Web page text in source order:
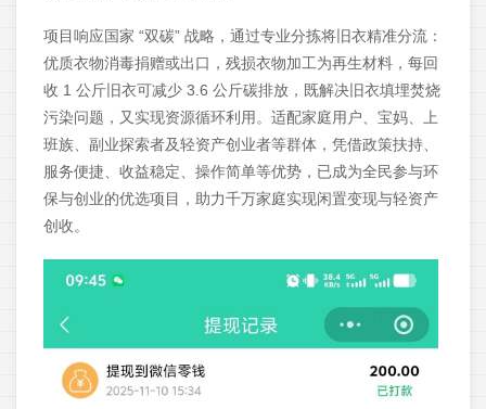
项目响应国家 “双碳” 战略，通过专业分拣将旧衣精准分流：
优质衣物消毒捐赠或出口，残损衣物加工为再生材料，每回
收 1 公斤旧衣可减少 3.6 公斤碳排放，既解决旧衣填埋焚烧
污染问题，又实现资源循环利用。适配家庭用户、宝妈、上
班族、副业探索者及轻资产创业者等群体，凭借政策扶持、
服务便捷、收益稳定、操作简单等优势，已成为全民参与环
保与创业的优选项目，助力千万家庭实现闲置变现与轻资产
创收。